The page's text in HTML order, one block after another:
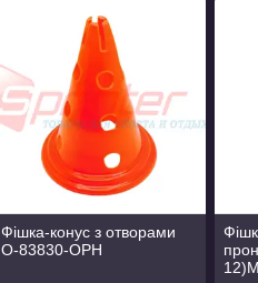
Фішка-конус з отворами
O-83830-ОРН